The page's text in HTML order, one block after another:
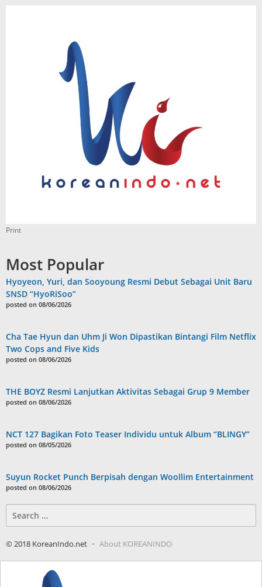
Print
Most Popular
Hyoyeon, Yuri, dan Sooyoung Resmi Debut Sebagai Unit Baru
SNSD “HyoRiSoo”
posted on 08/06/2026
Cha Tae Hyun dan Uhm Ji Won Dipastikan Bintangi Film Netflix
Two Cops and Five Kids
posted on 08/06/2026
THE BOYZ Resmi Lanjutkan Aktivitas Sebagai Grup 9 Member
posted on 08/06/2026
NCT 127 Bagikan Foto Teaser Individu untuk Album “BLINGY”
posted on 08/05/2026
Suyun Rocket Punch Berpisah dengan Woollim Entertainment
posted on 08/06/2026
for:
© 2018 KoreanIndo.net About KOREANINDO